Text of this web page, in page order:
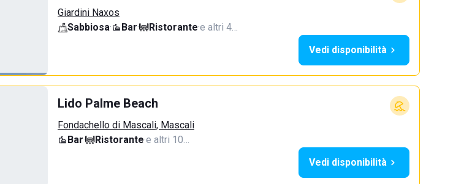
Giardini Naxos
Sabbiosa· Bar· Ristorante·e altri 4…
Vedi disponibilità
Lido Palme Beach
Fondachello di Mascali, Mascali
Bar· Ristorante·e altri 10…
Vedi disponibilità